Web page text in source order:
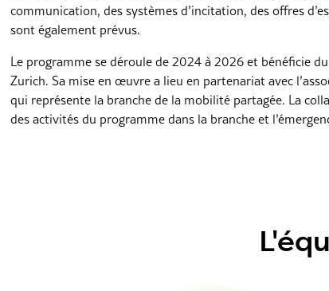
communication, des systèmes d’incitation, des offres
sont également prévus.
Le programme se déroule de 2024 à 2026 et bénéficie
Zurich. Sa mise en œuvre a lieu en partenariat avec
qui représente la branche de la mobilité partagée. La
des activités du programme dans la branche et